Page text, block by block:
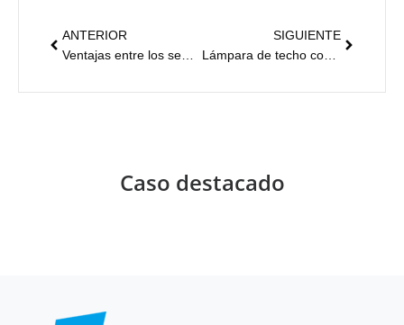
ANTERIOR
SIGUIENTE
Lámpara de techo con módulo de refrigeración en forma de aleta de 600 W
Caso destacado